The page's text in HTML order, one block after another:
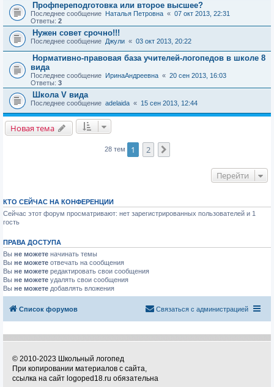
Профпереподготовка или второе высшее?
Последнее сообщение Наталья Петровна « 07 окт 2013, 22:31
Ответы: 2
Нужен совет срочно!!!
Последнее сообщение Джули « 03 окт 2013, 20:22
Нормативно-правовая база учителей-логопедов в школе 8
вида
Последнее сообщение ИринаАндреевна « 20 сен 2013, 16:03
Ответы: 3
Школа V вида
Последнее сообщение adelaida « 15 сен 2013, 12:44
Новая тема
28 тем 1 2
Перейти
КТО СЕЙЧАС НА КОНФЕРЕНЦИИ
Сейчас этот форум просматривают: нет зарегистрированных пользователей и 1
гость
ПРАВА ДОСТУПА
Вы не можете начинать темы
Вы не можете отвечать на сообщения
Вы не можете редактировать свои сообщения
Вы не можете удалять свои сообщения
Вы не можете добавлять вложения
Список форумов Связаться с администрацией
© 2010-2023 Школьный логопед
При копировании материалов с сайта,
ссылка на сайт logoped18.ru обязательна